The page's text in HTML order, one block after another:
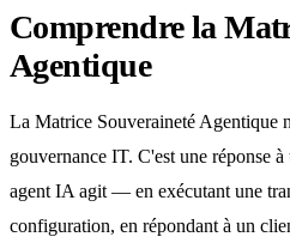
Comprendre la
Agentique
La Matrice Souveraineté Agentique
gouvernance IT. C'est une réponse
agent IA agit — en exécutant une
configuration, en répondant à un